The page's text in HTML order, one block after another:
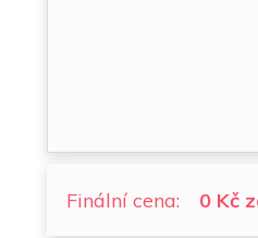
Finální cena: 0 Kč